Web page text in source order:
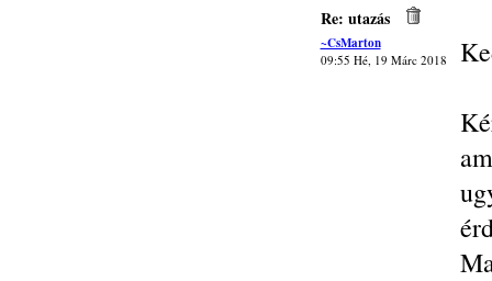
Re: utazás
~CsMarton
09:55 Hé, 19 Márc 2018